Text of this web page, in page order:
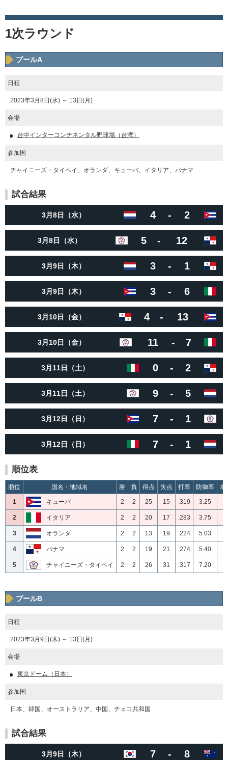
1次ラウンド
プールA
日程
2023年3月8日(水) ～ 13日(月)
会場
台中インターコンチネンタル野球場（台湾）
参加国
チャイニーズ・タイペイ、オランダ、キューバ、イタリア、パナマ
試合結果
3月8日（水） 4 - 2
3月8日（水） 5 - 12
3月9日（木） 3 - 1
3月9日（木） 3 - 6
3月10日（金） 4 - 13
3月10日（金） 11 - 7
3月11日（土） 0 - 2
3月11日（土） 9 - 5
3月12日（日） 7 - 1
3月12日（日） 7 - 1
順位表
順位 国名・地域名 勝 負 得点 失点 打率 防御率 本
1 キューバ 2 2 25 15 .319 3.25
2 イタリア 2 2 20 17 .283 3.75
3 オランダ 2 2 13 19 .224 5.03
4 パナマ 2 2 19 21 .274 5.40
5 チャイニーズ・タイペイ 2 2 26 31 .317 7.20
プールB
日程
2023年3月9日(木) ～ 13日(月)
会場
東京ドーム（日本）
参加国
日本、韓国、オーストラリア、中国、チェコ共和国
試合結果
3月9日（木） 7 - 8